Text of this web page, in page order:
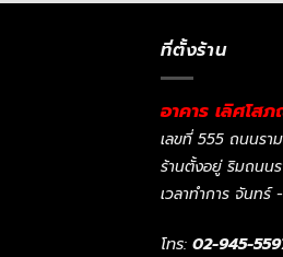
ที่ตั้งร้าน
อาคาร เลิศโส
เลขที่ 555 ถนนรา
ร้านตั้งอยู่ ริมถนน
เวลาทำการ จันทร์
โทร: 02-945-